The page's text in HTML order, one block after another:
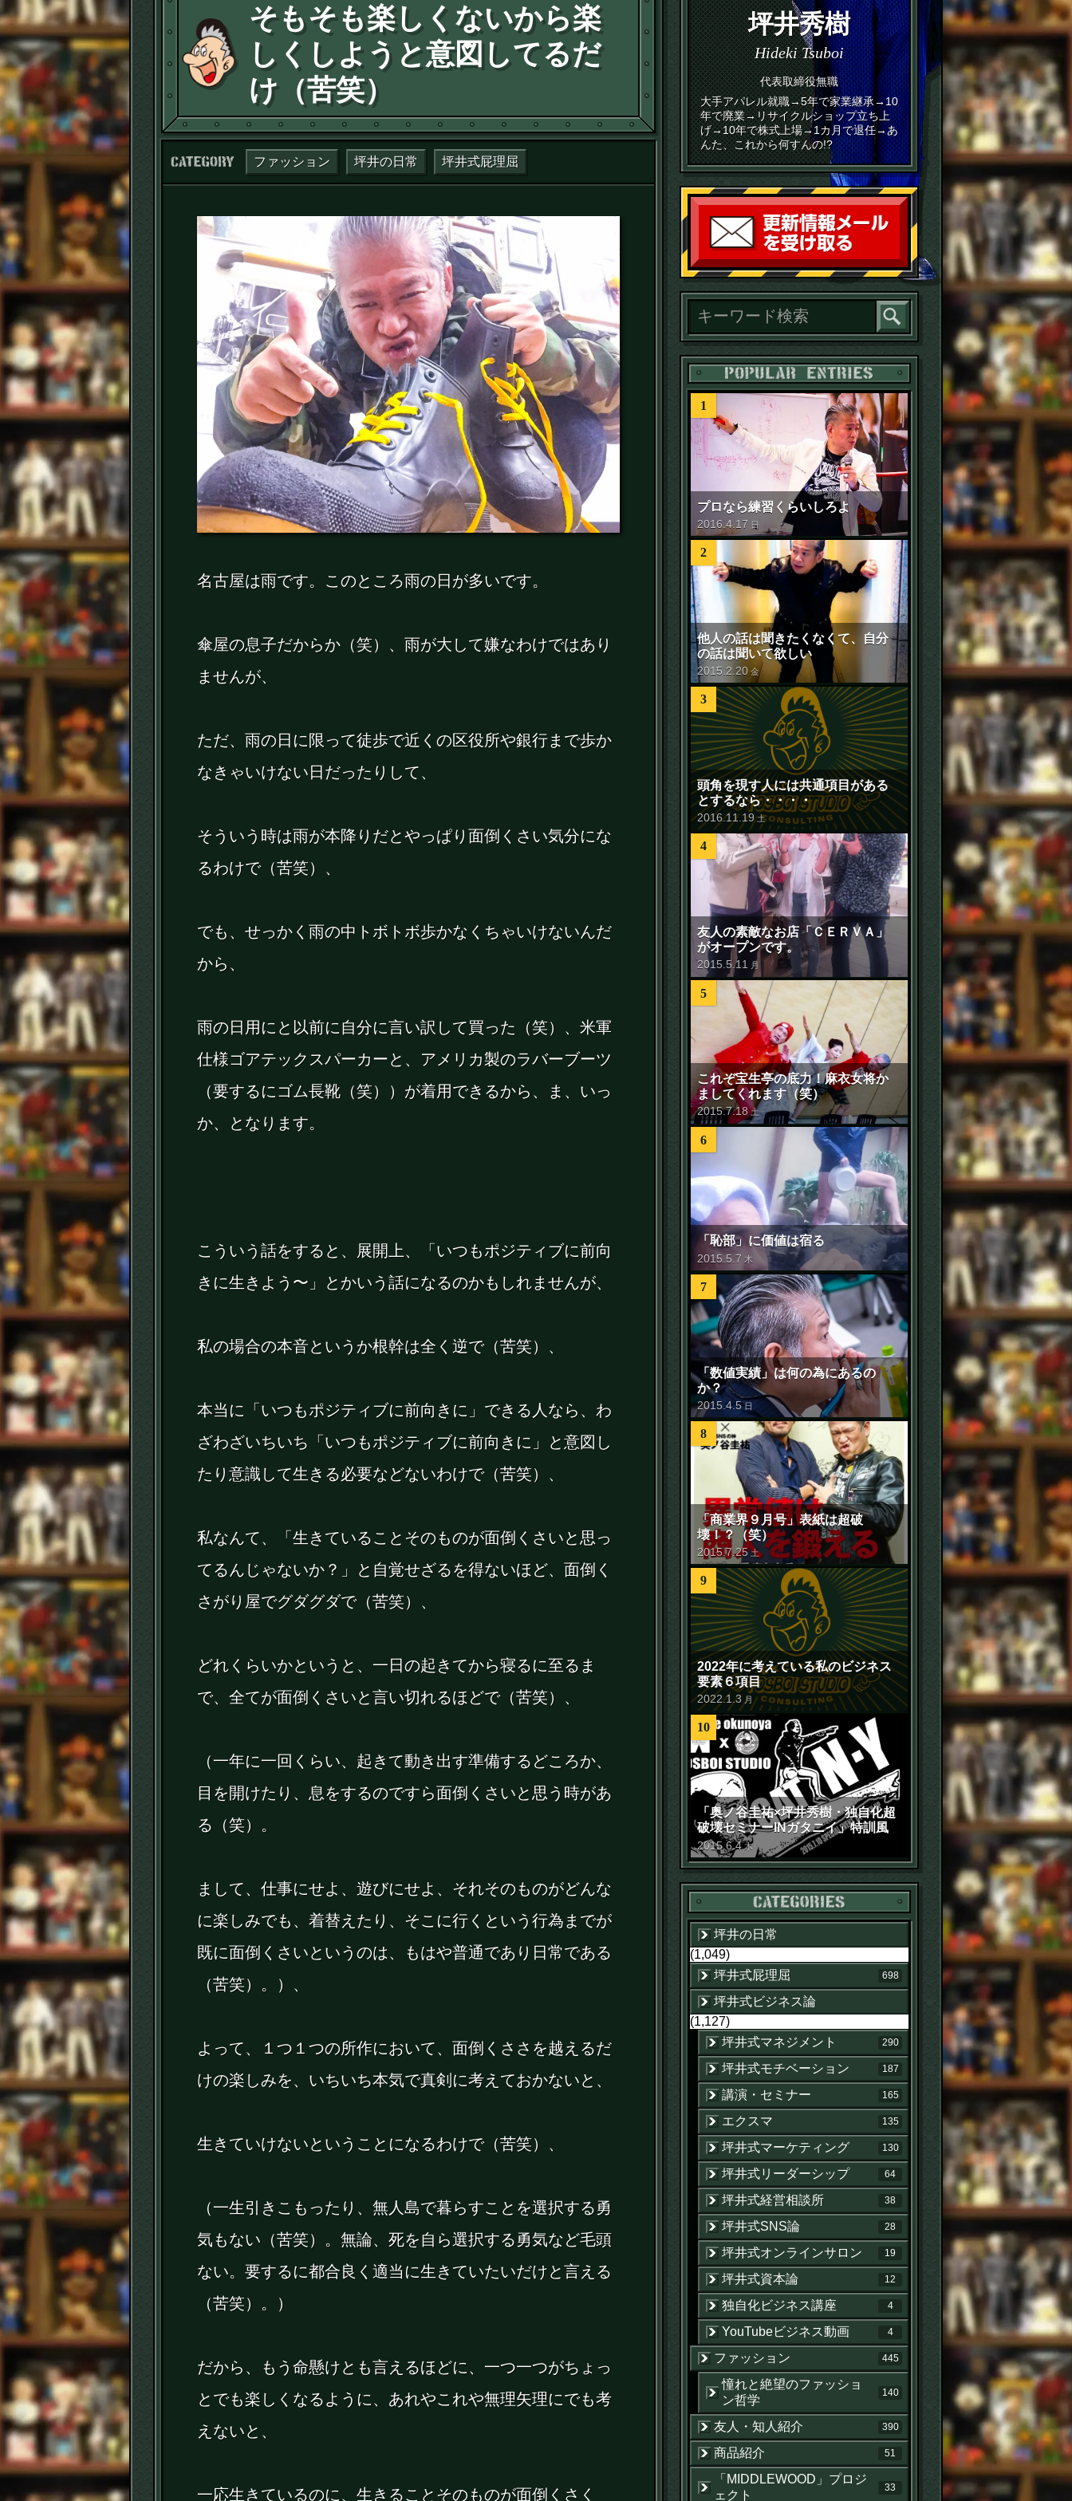
そもそも楽しくないから楽
しくしようと意図してるだ
け（苦笑）
カテゴリー：
ファッション 坪井の日常 坪井式屁理屈
名古屋は雨です。このところ雨の日が多いです。
傘屋の息子だからか（笑）、雨が大して嫌なわけではあり
ませんが、
ただ、雨の日に限って徒歩で近くの区役所や銀行まで歩か
なきゃいけない日だったりして、
そういう時は雨が本降りだとやっぱり面倒くさい気分にな
るわけで（苦笑）、
でも、せっかく雨の中トボトボ歩かなくちゃいけないんだ
から、
雨の日用にと以前に自分に言い訳して買った（笑）、米軍
仕様ゴアテックスパーカーと、アメリカ製のラバーブーツ
（要するにゴム長靴（笑））が着用できるから、ま、いっ
か、となります。
こういう話をすると、展開上、「いつもポジティブに前向
きに生きよう〜」とかいう話になるのかもしれませんが、
私の場合の本音というか根幹は全く逆で（苦笑）、
本当に「いつもポジティブに前向きに」できる人なら、わ
ざわざいちいち「いつもポジティブに前向きに」と意図し
たり意識して生きる必要などないわけで（苦笑）、
私なんて、「生きていることそのものが面倒くさいと思っ
てるんじゃないか？」と自覚せざるを得ないほど、面倒く
さがり屋でグダグダで（苦笑）、
どれくらいかというと、一日の起きてから寝るに至るま
で、全てが面倒くさいと言い切れるほどで（苦笑）、
（一年に一回くらい、起きて動き出す準備するどころか、
目を開けたり、息をするのですら面倒くさいと思う時があ
る（笑）。
まして、仕事にせよ、遊びにせよ、それそのものがどんな
に楽しみでも、着替えたり、そこに行くという行為までが
既に面倒くさいというのは、もはや普通であり日常である
（苦笑）。）、
よって、１つ１つの所作において、面倒くささを越えるだ
けの楽しみを、いちいち本気で真剣に考えておかないと、
生きていけないということになるわけで（苦笑）、
（一生引きこもったり、無人島で暮らすことを選択する勇
気もない（苦笑）。無論、死を自ら選択する勇気など毛頭
ない。要するに都合良く適当に生きていたいだけと言える
（苦笑）。）
だから、もう命懸けとも言えるほどに、一つ一つがちょっ
とでも楽しくなるように、あれやこれや無理矢理にでも考
えないと、
一応生きているのに、生きることそのものが面倒くさく
坪井秀樹
Hideki Tsuboi
代表取締役無職
大手アパレル就職→5年で家業継承→10
年で廃業→リサイクルショップ立ち上
げ→10年で株式上場→1カ月で退任→あ
んた、これから何すんの!?
読者登録
POPULAR ENTRIES
1
プロなら練習くらいしろよ
2016 .4.17 日
2
他人の話は聞きたくなくて、自分
の話は聞いて欲しい
2015 2 20 金
3
頭角を現す人には共通項目がある
とするなら・・・・
2016.11.19 土
4
友人の素敵なお店「ＣＥＲＶＡ」
がオープンです。
2015 5.11 月
5
これぞ宝生亭の底力！麻衣女将か
ましてくれます（笑）
2015.7.18 土
6
「恥部」に価値は宿る
2015 .5 .7 木
7
「数値実績」は何の為にあるの
か？
2015 .4.5 日
8
「商業界９月号」表紙は超破
壊！？（笑）
2015.7.25 土
9
2022年に考えている私のビジネス
要素６項目
2022.1 .3 月
10
「奥ノ谷圭祐×坪井秀樹・独自化超
破壊セミナーINガタニイ」特訓風
景動画（苦笑）
2015.6.4 木
カテゴリー
坪井の日常
(1,049)
坪井式屁理屈
698
坪井式ビジネス論
(1,127)
坪井式マネジメント
290
坪井式モチベーション 187
講演・セミナー 165
エクスマ 135
坪井式マーケティング 130
坪井式リーダーシップ 64
坪井式経営相談所 38
坪井式SNS論 28
坪井式オンラインサロン 19
坪井式資本論 12
独自化ビジネス講座 4
YouTubeビジネス動画 4
ファッション 445
憧れと絶望のファッショ
ン哲学
140
友人・知人紹介 390
商品紹介 51
「MIDDLEWOOD」プロジ
ェクト
33